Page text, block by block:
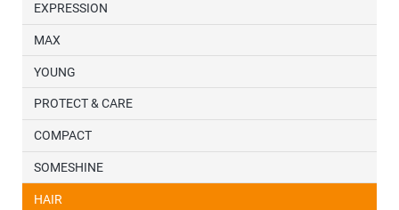
EXPRESSION
MAX
YOUNG
PROTECT & CARE
COMPACT
SOMESHINE
HAIR